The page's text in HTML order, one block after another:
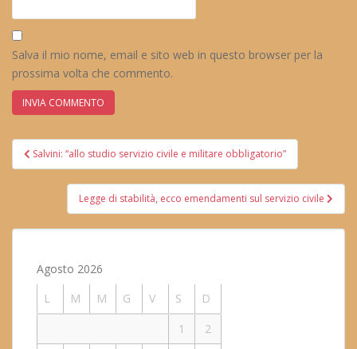
Salva il mio nome, email e sito web in questo browser per la
prossima volta che commento.
Navigazione
articoli
Salvini: “allo studio servizio civile e militare obbligatorio”
Legge di stabilità, ecco emendamenti sul servizio civile
Agosto 2026
L
M M G V S
D
1
2